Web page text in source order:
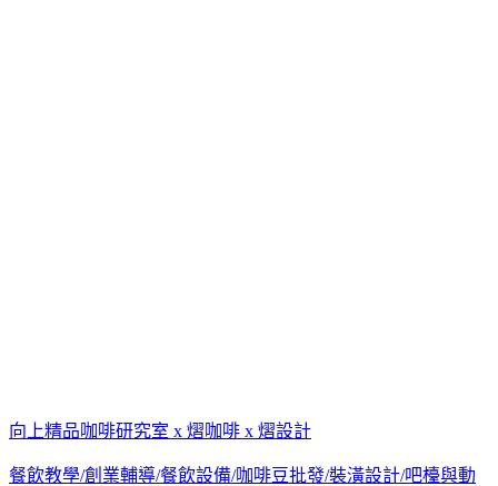
向上精品咖啡研究室 x 熠咖啡 x 熠設計
餐飲教學/創業輔導/餐飲設備/咖啡豆批發/裝潢設計/吧檯與動